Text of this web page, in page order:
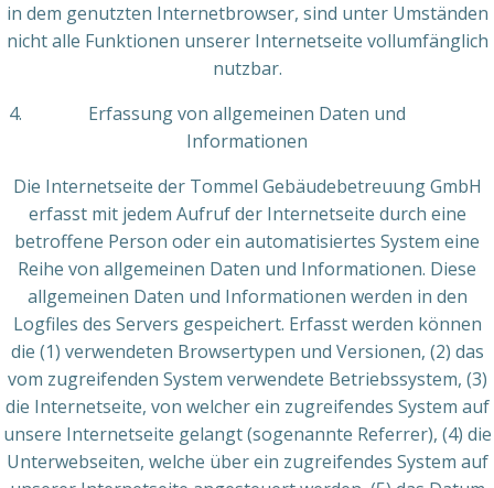
in dem genutzten Internetbrowser, sind unter Umständen
nicht alle Funktionen unserer Internetseite vollumfänglich
nutzbar.
Erfassung von allgemeinen Daten und
Informationen
Die Internetseite der Tommel Gebäudebetreuung GmbH
erfasst mit jedem Aufruf der Internetseite durch eine
betroffene Person oder ein automatisiertes System eine
Reihe von allgemeinen Daten und Informationen. Diese
allgemeinen Daten und Informationen werden in den
Logfiles des Servers gespeichert. Erfasst werden können
die (1) verwendeten Browsertypen und Versionen, (2) das
vom zugreifenden System verwendete Betriebssystem, (3)
die Internetseite, von welcher ein zugreifendes System auf
unsere Internetseite gelangt (sogenannte Referrer), (4) die
Unterwebseiten, welche über ein zugreifendes System auf